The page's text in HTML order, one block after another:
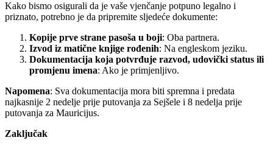
Kako bismo osigurali da je vaše vjenčanje potpuno legalno i
priznato, potrebno je da pripremite sljedeće dokumente:
Kopije prve strane pasoša u boji: Oba partnera.
Izvod iz matične knjige rođenih: Na engleskom jeziku.
Dokumentacija koja potvrđuje razvod, udovički status ili
promjenu imena: Ako je primjenljivo.
Napomena: Sva dokumentacija mora biti spremna i predata
najkasnije 2 nedelje prije putovanja za Sejšele i 8 nedelja prije
putovanja za Mauricijus.
Zaključak